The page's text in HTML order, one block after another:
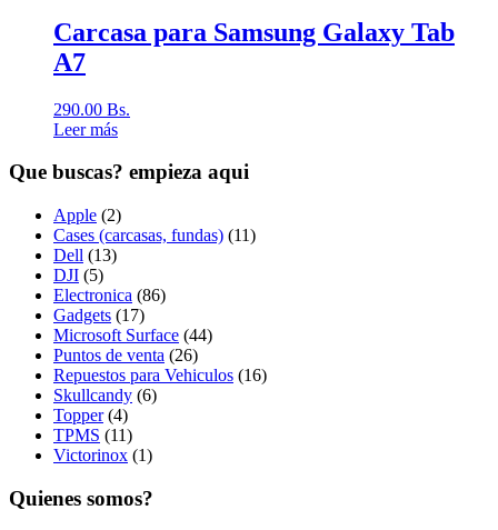
Carcasa para Samsung Galaxy Tab
A7
290.00 Bs.
Leer más
Que buscas? empieza aqui
Apple (2)
Cases (carcasas, fundas) (11)
Dell (13)
DJI (5)
Electronica (86)
Gadgets (17)
Microsoft Surface (44)
Puntos de venta (26)
Repuestos para Vehiculos (16)
Skullcandy (6)
Topper (4)
TPMS (11)
Victorinox (1)
Quienes somos?